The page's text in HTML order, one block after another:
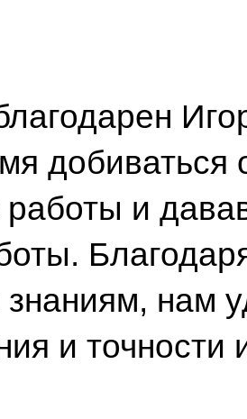
добиваться
работы и
нам
и точности